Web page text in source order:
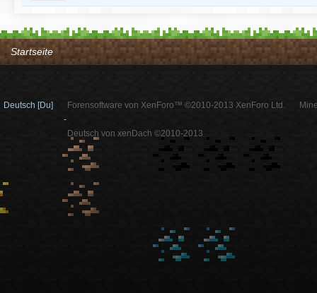
Startseite
Deutsch [Du]
Forensoftware von XenForo™ ©2010-2013 XenForo Ltd.
-
Deutsch von xenDach ©2010-2013